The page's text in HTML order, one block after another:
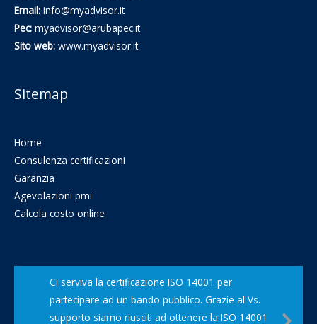
Email: info@myadvisor.it
Pec: myadvisor@arubapec.it
Sito web: www.myadvisor.it
Sitemap
Home
Consulenza certificazioni
Garanzia
Agevolazioni pmi
Calcola costo online
Ci serviva la certificazione ISO 14001 per
partecipare ad un bando pubblico. Grazie al Vs.
supporto siamo riusciti ad ottenere la ISO 14001